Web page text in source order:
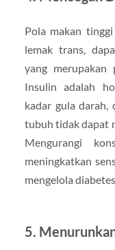
Pola makan
lemak trans,
yang merupakan
Insulin adalah
kadar gula
tubuh tidak dapat
Mengurangi
meningkatkan
mengelola
5.